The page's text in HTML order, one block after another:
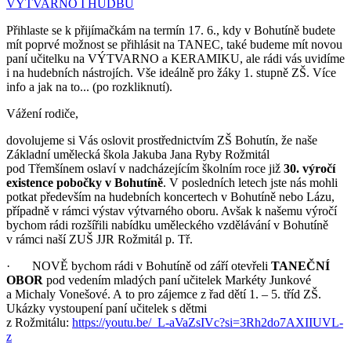
Přihlaste se k přijímačkám na termín 17. 6., kdy v Bohutíně budete
mít poprvé možnost se přihlásit na TANEC, také budeme mít novou
paní učitelku na VÝTVARNO a KERAMIKU, ale rádi vás uvidíme
i na hudebních nástrojích. Vše ideálně pro žáky 1. stupně ZŠ. Více
info a jak na to... (po rozkliknutí).
Vážení rodiče,
dovolujeme si Vás oslovit prostřednictvím ZŠ Bohutín, že naše
Základní umělecká škola Jakuba Jana Ryby Rožmitál
pod Třemšínem oslaví v nadcházejícím školním roce již 30. výročí
existence pobočky v Bohutíně. V posledních letech jste nás mohli
potkat především na hudebních koncertech v Bohutíně nebo Lázu,
případně v rámci výstav výtvarného oboru. Avšak k našemu výročí
bychom rádi rozšířili nabídku uměleckého vzdělávání v Bohutíně
v rámci naší ZUŠ JJR Rožmitál p. Tř.
· NOVĚ bychom rádi v Bohutíně od září otevřeli TANEČNÍ
OBOR pod vedením mladých paní učitelek Markéty Junkové
a Michaly Vonešové. A to pro zájemce z řad dětí 1. – 5. tříd ZŠ.
Ukázky vystoupení paní učitelek s dětmi
z Rožmitálu: https://youtu.be/_L-aVaZsIVc?si=3Rh2do7AXIIUVL-
z